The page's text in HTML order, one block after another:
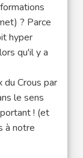
? Parce
hyper
qu'il y a
du Crous par
le sens
! (et
à notre